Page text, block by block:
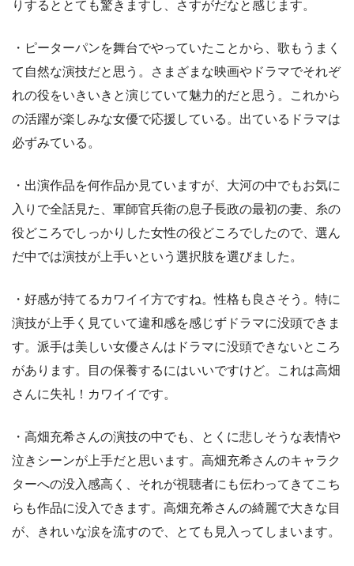
りするととても驚きますし、さすがだなと感じます。
・ピーターパンを舞台でやっていたことから、歌もうまく
て自然な演技だと思う。さまざまな映画やドラマでそれぞ
れの役をいきいきと演じていて魅力的だと思う。これから
の活躍が楽しみな女優で応援している。出ているドラマは
必ずみている。
・出演作品を何作品か見ていますが、大河の中でもお気に
入りで全話見た、軍師官兵衛の息子長政の最初の妻、糸の
役どころでしっかりした女性の役どころでしたので、選ん
だ中では演技が上手いという選択肢を選びました。
・好感が持てるカワイイ方ですね。性格も良さそう。特に
演技が上手く見ていて違和感を感じずドラマに没頭できま
す。派手は美しい女優さんはドラマに没頭できないところ
があります。目の保養するにはいいですけど。これは高畑
さんに失礼！カワイイです。
・高畑充希さんの演技の中でも、とくに悲しそうな表情や
泣きシーンが上手だと思います。高畑充希さんのキャラク
ターへの没入感高く、それが視聴者にも伝わってきてこち
らも作品に没入できます。高畑充希さんの綺麗で大きな目
が、きれいな涙を流すので、とても見入ってしまいます。